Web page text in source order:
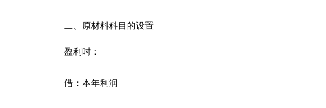
二、原材料科目的设置
盈利时：
借：本年利润